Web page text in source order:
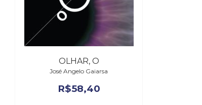
OLHAR, O
José Angelo Gaiarsa
R$58,40